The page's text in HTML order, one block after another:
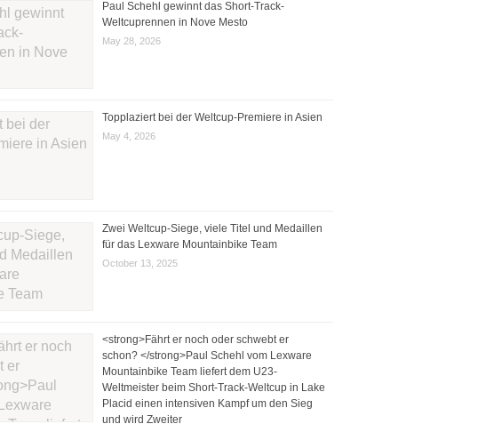
Paul Schehl gewinnt das Short-Track-
Weltcuprennen in Nove Mesto
May 28, 2026
Topplaziert bei der Weltcup-Premiere in Asien
May 4, 2026
Zwei Weltcup-Siege, viele Titel und Medaillen
für das Lexware Mountainbike Team
October 13, 2025
<strong>Fährt er noch oder schwebt er
schon? </strong>Paul Schehl vom Lexware
Mountainbike Team liefert dem U23-
Weltmeister beim Short-Track-Weltcup in Lake
Placid einen intensiven Kampf um den Sieg
und wird Zweiter